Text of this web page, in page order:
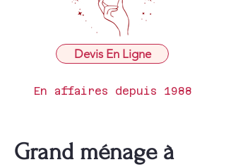
Devis En Ligne
En affaires depuis 1988
Grand ménage à